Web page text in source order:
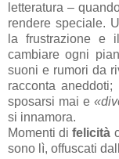
letteratura –
rendere speciale.
la frustrazione e
cambiare ogni
suoni e rumori da
racconta
sposarsi mai e
si innamora.
Momenti difelicità
sono lì, offuscati